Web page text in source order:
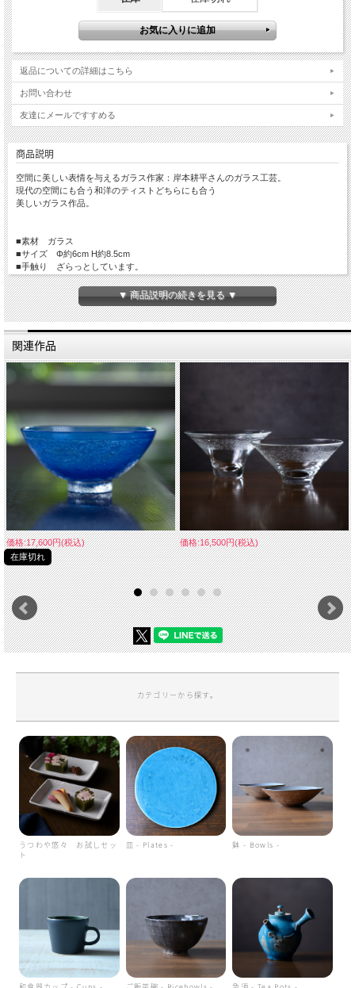
返品についての詳細はこちら
お問い合わせ
友達にメールですすめる
商品説明
空間に美しい表情を与えるガラス作家：岸本耕平さんのガラス工芸。
現代の空間にも合う和洋のティストどちらにも合う
美しいガラス作品。
■素材 ガラス
■サイズ Φ約6cm H約8.5cm
■手触り ざらっとしています。
■重量 約160g
■生産国 Made in Japan
■備考 食器洗浄機 × 耐熱約40度まで 電子レンジ×
▼ 商品説明の続きを見る ▼
関連作品
価格:17,600円(税込)
在庫切れ
価格:16,500円(税込)
カテゴリーから探す。
うつわや悠々 お試しセッ
ト
皿 - Plates - 鉢 - Bowls -